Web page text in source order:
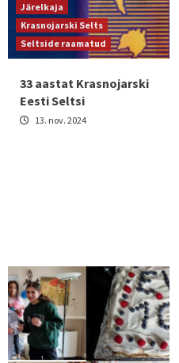
Järelkaja
Krasnojarski Selts
Seltside raamatud
33 aastat Krasnojarski
Eesti Seltsi
13. nov. 2024